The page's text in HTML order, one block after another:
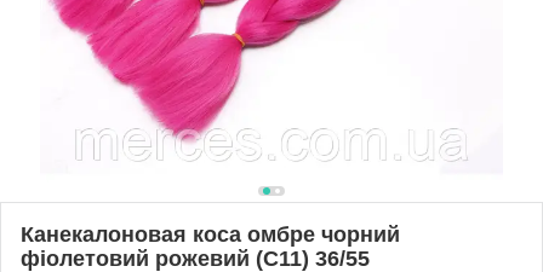
Канекалоновая коса омбре чорний
фіолетовий рожевий (С11) 36/55